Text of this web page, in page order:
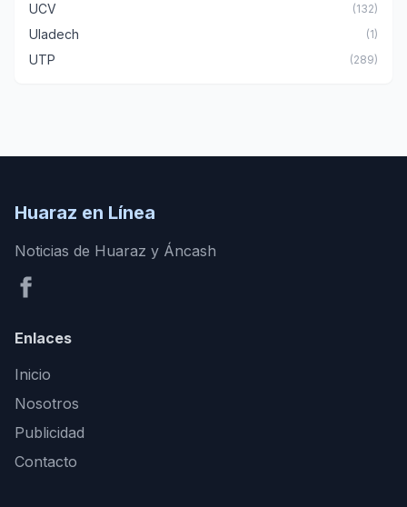
UCV (132)
Uladech (1)
UTP (289)
Huaraz en Línea
Noticias de Huaraz y Áncash
Enlaces
Inicio
Nosotros
Publicidad
Contacto